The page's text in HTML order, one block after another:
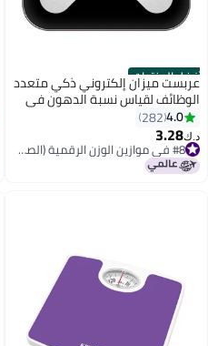
أفضل المنتجات
عربست ميزان إلكتروني ذكي متعدد
الوظائف لقياس نسبة الدهون في
الجسم مناسب للاستخدام المنزلي
أسود
4.0
282
د.ك‏3.28
#8 في موازين الوزن الرقمية (الصحة)